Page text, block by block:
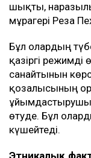
шықты,
мұрагері Реза
Бұл олардың
қазіргі
санайтынын
қозғалысының
өтуде. Бұл
күшейтеді.